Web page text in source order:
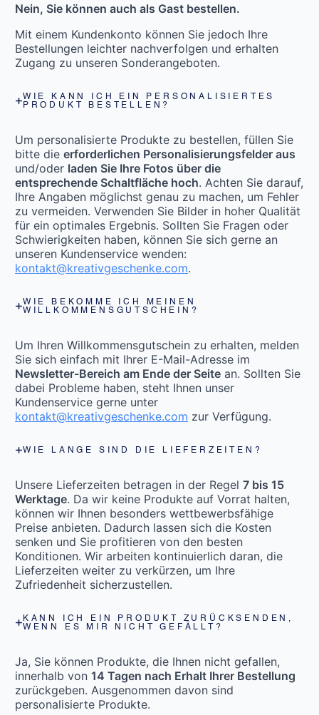
Nein, Sie können auch als Gast bestellen.
Mit einem Kundenkonto können Sie jedoch Ihre
Bestellungen leichter nachverfolgen und erhalten
Zugang zu unseren Sonderangeboten.
WIE KANN ICH EIN PERSONALISIERTES
PRODUKT BESTELLEN?
Um personalisierte Produkte zu bestellen, füllen Sie
bitte die erforderlichen Personalisierungsfelder aus
und/oder laden Sie Ihre Fotos über die
entsprechende Schaltfläche hoch. Achten Sie darauf,
Ihre Angaben möglichst genau zu machen, um Fehler
zu vermeiden. Verwenden Sie Bilder in hoher Qualität
für ein optimales Ergebnis. Sollten Sie Fragen oder
Schwierigkeiten haben, können Sie sich gerne an
unseren Kundenservice wenden:
kontakt@kreativgeschenke.com.
WIE BEKOMME ICH MEINEN
WILLKOMMENSGUTSCHEIN?
Um Ihren Willkommensgutschein zu erhalten, melden
Sie sich einfach mit Ihrer E-Mail-Adresse im
Newsletter-Bereich am Ende der Seite an. Sollten Sie
dabei Probleme haben, steht Ihnen unser
Kundenservice gerne unter
kontakt@kreativgeschenke.com zur Verfügung.
WIE LANGE SIND DIE LIEFERZEITEN?
Unsere Lieferzeiten betragen in der Regel 7 bis 15
Werktage. Da wir keine Produkte auf Vorrat halten,
können wir Ihnen besonders wettbewerbsfähige
Preise anbieten. Dadurch lassen sich die Kosten
senken und Sie profitieren von den besten
Konditionen. Wir arbeiten kontinuierlich daran, die
Lieferzeiten weiter zu verkürzen, um Ihre
Zufriedenheit sicherzustellen.
KANN ICH EIN PRODUKT ZURÜCKSENDEN,
WENN ES MIR NICHT GEFÄLLT?
Ja, Sie können Produkte, die Ihnen nicht gefallen,
innerhalb von 14 Tagen nach Erhalt Ihrer Bestellung
zurückgeben. Ausgenommen davon sind
personalisierte Produkte.